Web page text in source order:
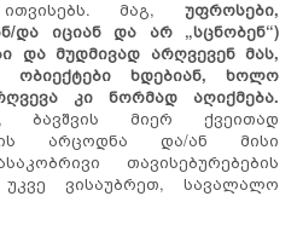
ითვისებს. მაგ, უფროსები,
და იციან და არ „სცნობენ“)
და მუდმივად არღვევენ მას,
ობიექტები ხდებიან, ხოლო
კი ნორმად აღიქმება.
მიერ ქვეითად
არცოდნა და/ან მისი
თავისებურებების
ვისაუბრეთ, სავალალო